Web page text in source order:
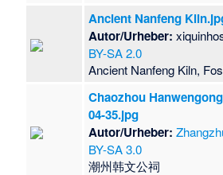
Ancient Nanfeng
Autor/Urheber:
BY-SA 2.0
Ancient Nanfeng Kiln,
Chaozhou
04-35.jpg
Autor/Urheber:
BY-SA 3.0
潮州韩文公祠